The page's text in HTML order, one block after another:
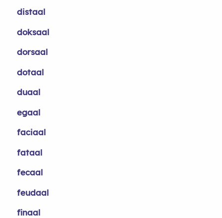
distaal
doksaal
dorsaal
dotaal
duaal
egaal
faciaal
fataal
fecaal
feudaal
finaal